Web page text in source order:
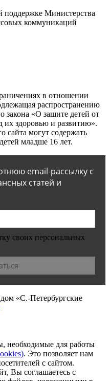
Министерства
коммуникаций
в отношении
распространению
закона «О защите детей от
здоровью и развитию».
сайта могут содержать
младше 16 лет.
email-рассылку с
статей и
своих персональных
«С.-Петербургские
необходимые для работы
. Это позволяет нам
с сайтом.
Вы соглашаетесь с